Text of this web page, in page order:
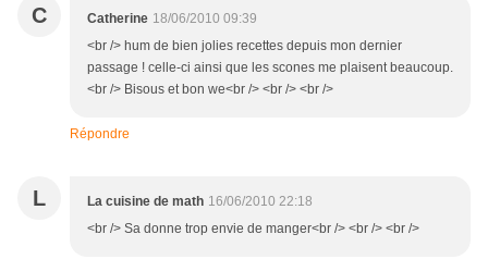
C Catherine 18/06/2010 09:39
<br /> hum de bien jolies recettes depuis mon dernier
passage ! celle-ci ainsi que les scones me plaisent beaucoup.
<br /> Bisous et bon we<br /> <br /> <br />
Répondre
L La cuisine de math 16/06/2010 22:18
<br /> Sa donne trop envie de manger<br /> <br /> <br />